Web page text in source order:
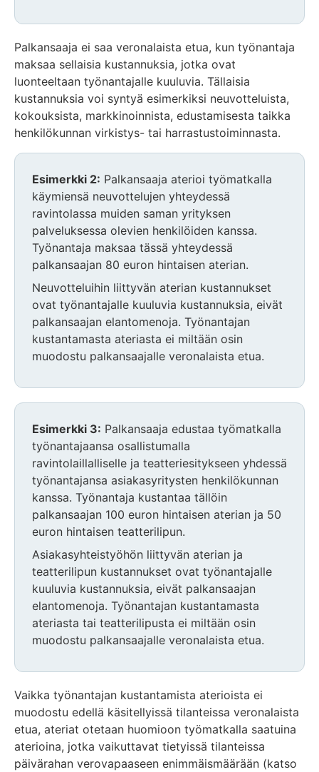
Palkansaaja ei saa veronalaista etua, kun työnantaja
maksaa sellaisia kustannuksia, jotka ovat
luonteeltaan työnantajalle kuuluvia. Tällaisia
kustannuksia voi syntyä esimerkiksi neuvotteluista,
kokouksista, markkinoinnista, edustamisesta taikka
henkilökunnan virkistys- tai harrastustoiminnasta.
Esimerkki 2: Palkansaaja aterioi työmatkalla
käymiensä neuvottelujen yhteydessä
ravintolassa muiden saman yrityksen
palveluksessa olevien henkilöiden kanssa.
Työnantaja maksaa tässä yhteydessä
palkansaajan 80 euron hintaisen aterian.
Neuvotteluihin liittyvän aterian kustannukset
ovat työnantajalle kuuluvia kustannuksia, eivät
palkansaajan elantomenoja. Työnantajan
kustantamasta ateriasta ei miltään osin
muodostu palkansaajalle veronalaista etua.
Esimerkki 3: Palkansaaja edustaa työmatkalla
työnantajaansa osallistumalla
ravintolaillalliselle ja teatteriesitykseen yhdessä
työnantajansa asiakasyritysten henkilökunnan
kanssa. Työnantaja kustantaa tällöin
palkansaajan 100 euron hintaisen aterian ja 50
euron hintaisen teatterilipun.
Asiakasyhteistyöhön liittyvän aterian ja
teatterilipun kustannukset ovat työnantajalle
kuuluvia kustannuksia, eivät palkansaajan
elantomenoja. Työnantajan kustantamasta
ateriasta tai teatterilipusta ei miltään osin
muodostu palkansaajalle veronalaista etua.
Vaikka työnantajan kustantamista aterioista ei
muodostu edellä käsitellyissä tilanteissa veronalaista
etua, ateriat otetaan huomioon työmatkalla saatuina
aterioina, jotka vaikuttavat tietyissä tilanteissa
päivärahan verovapaaseen enimmäismäärään (katso